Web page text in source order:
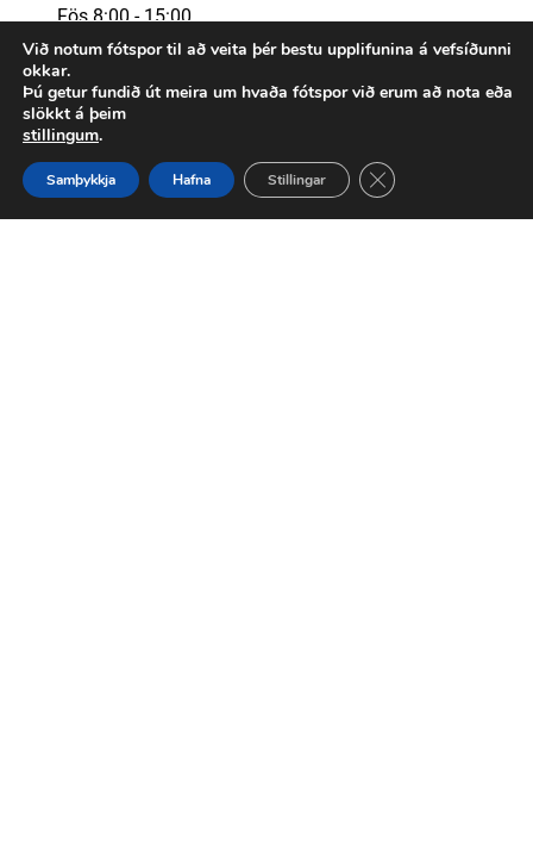
Fös 8:00 - 15:00
Persónuverndaryfirlýsing
Við notum fótspor til að veita þér bestu upplifunina á vefsíðunni
okkar.
Þú getur fundið út meira um hvaða fótspor við erum að nota eða
slökkt á þeim
stillingum.
Samþykkja Hafna Stillingar Close GDPR Cookie